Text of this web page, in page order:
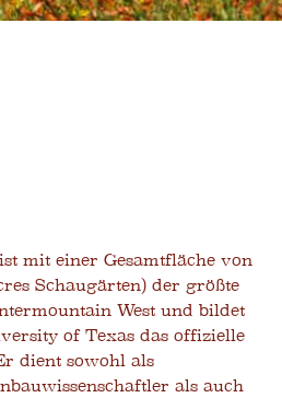
mit einer Gesamtfläche von
Schaugärten) der größte
West und bildet
of Texas das offizielle
dient sowohl als
als auch